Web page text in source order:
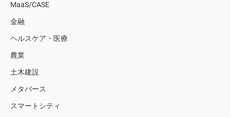
MaaS/CASE
金融
ヘルスケア・医療
農業
土木建設
メタバース
スマートシティ